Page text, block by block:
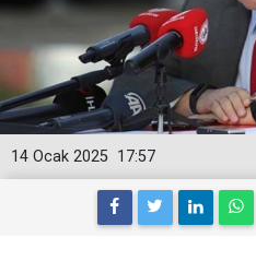
17:57
14 Ocak 2025